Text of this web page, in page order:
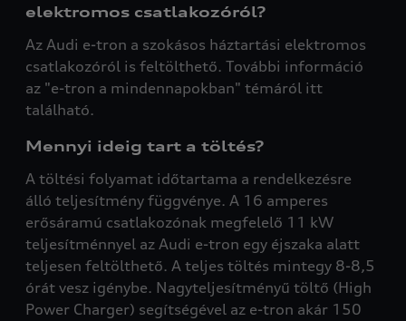
elektromos csatlakozóról?
Az Audi e-tron a szokásos háztartási elektromos
csatlakozóról is feltölthető. További információ
az "e-tron a mindennapokban" témáról itt
található.
Mennyi ideig tart a töltés?
A töltési folyamat időtartama a rendelkezésre
álló teljesítmény függvénye. A 16 amperes
erősáramú csatlakozónak megfelelő 11 kW
teljesítménnyel az Audi e-tron egy éjszaka alatt
teljesen feltölthető. A teljes töltés mintegy 8-8,5
órát vesz igénybe. Nagyteljesítményű töltő (High
Power Charger) segítségével az e-tron akár 150